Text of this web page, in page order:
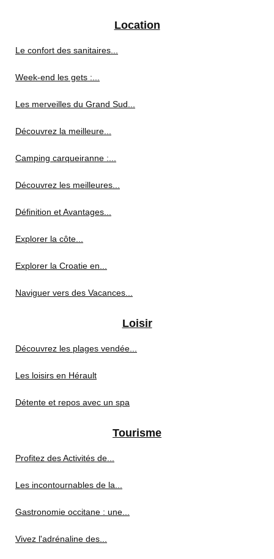
Location
Le confort des sanitaires...
Week-end les gets :...
Les merveilles du Grand Sud...
Découvrez la meilleure...
Camping carqueiranne :...
Découvrez les meilleures...
Définition et Avantages...
Explorer la côte...
Explorer la Croatie en...
Naviguer vers des Vacances...
Loisir
Découvrez les plages vendée...
Les loisirs en Hérault
Détente et repos avec un spa
Tourisme
Profitez des Activités de...
Les incontournables de la...
Gastronomie occitane : une...
Vivez l'adrénaline des...